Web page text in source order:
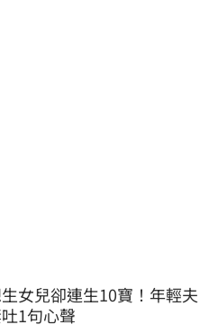
女兒卻連生10寶！年輕夫
1句心聲